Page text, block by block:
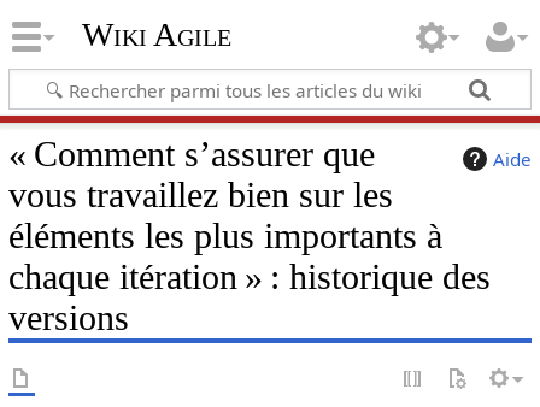
Wiki Agile
Aide
« Comment s’assurer que
vous travaillez bien sur les
éléments les plus importants à
chaque itération » : historique des
versions